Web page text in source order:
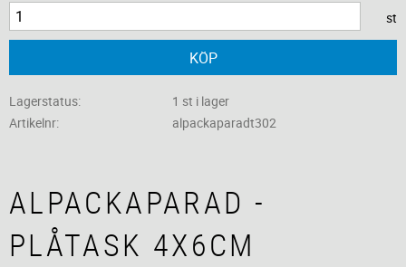
st
KÖP
Lagerstatus
1 st i lager
Artikelnr
alpackaparadt302
ALPACKAPARAD -
PLÅTASK 4X6CM